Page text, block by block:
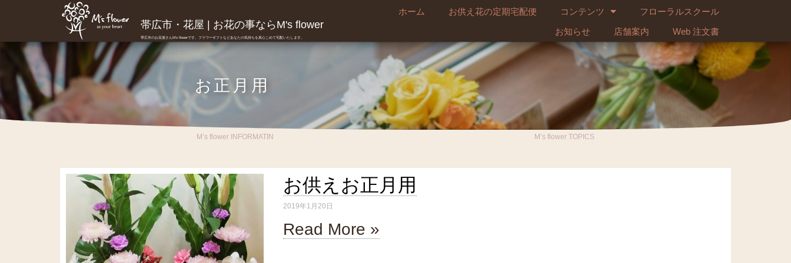
帯広市・花屋 | お花の事ならM's flower
帯広市のお花屋さんM's flowerです。フラワーギフトなどあなたの気持ちを真心こめて宅配いたします。
ホーム お供え花の定期宅配便 コンテンツ
フローラルスクール
お知らせ
店舗案内 Web 注文書
お正月用
M’s flower INFORMATIN M’s flower TOPICS
お供えお正月用
2019年1月20日
Read More »